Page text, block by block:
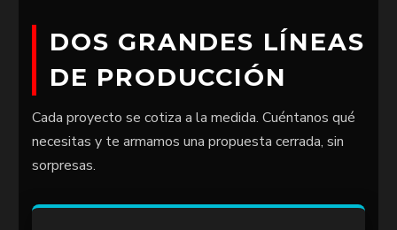
DOS GRANDES LÍNEAS
DE PRODUCCIÓN
Cada proyecto se cotiza a la medida. Cuéntanos qué
necesitas y te armamos una propuesta cerrada, sin
sorpresas.